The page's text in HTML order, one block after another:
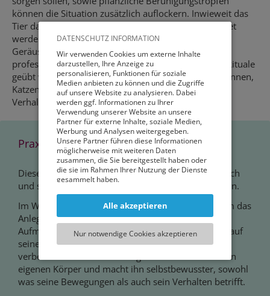
DATENSCHUTZ INFORMATION
Wir verwenden Cookies um externe Inhalte
darzustellen, Ihre Anzeige zu
personalisieren, Funktionen für soziale
Medien anbieten zu können und die Zugriffe
auf unsere Website zu analysieren. Dabei
werden ggf. Informationen zu Ihrer
Verwendung unserer Website an unsere
Partner für externe Inhalte, soziale Medien,
Werbung und Analysen weitergegeben.
Unsere Partner führen diese Informationen
möglicherweise mit weiteren Daten
zusammen, die Sie bereitgestellt haben oder
die sie im Rahmen Ihrer Nutzung der Dienste
gesammelt haben.
Sie können entweder allen externen Services
und damit Verbundenen Cookies zustimmen,
oder lediglich jenen die für die korrekte
notwendig sind. Beachten Sie, dass bei der
Wahl der zweiten Möglichkeit ggf. nicht alle
Alle akzeptieren
Nur notwendige Cookies akzeptieren
können die Situation zusätzlich auflockern. Inwieweit das
Tier darauf anspricht, muss jedoch individuell getestet
werden. Auch kann ein Training mit
Geräuschdesensibilisierung helfen und unter
professioneller Anleitung Entspannungssignale und Rituale
geübt werden. Tierschutzqualifizierte Hundetrainer*innen,
Katzen-Coaches und Tierärzt*innen mit
Verhaltensschwerpunkt können hier weiterhelfen.
Praxis-Tipp "Half Wrap"
Dieser Trick zur Beruhigung des Hundes kann einfach
und schnell aus einem Stück Stoff hergestellt werden.
Im Wesentlichen handelt es sich beim Half Wrap um das
Anlegen einer elastischen Bandage, die die
Aufmerksamkeit des Hundes vom Unangenehmen auf
seinen Körper lenkt. Das Tragen des Body Wrap
verbessert die Wahrnehmung des Hundes für seinen
eigenen Körper und macht ihn selbstbewusster, sowohl
was seine Bewegungen als auch sein Verhalten betrifft.